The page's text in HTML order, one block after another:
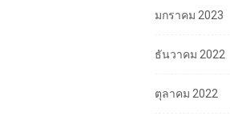
มกราคม 2023
ธันวาคม 2022
ตุลาคม 2022